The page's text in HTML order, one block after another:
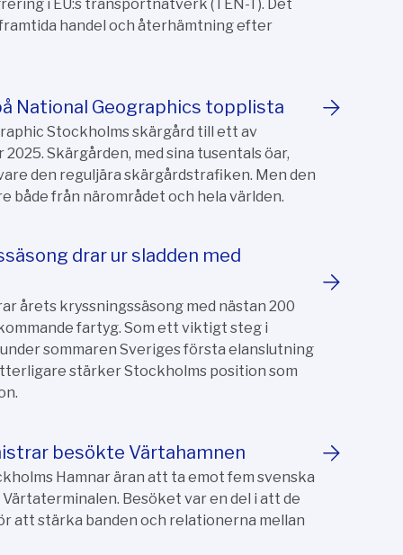
i EU:s transportnätverk (TEN-T). Det
handel och återhämtning efter
National Geographics topplista
Stockholms skärgård till ett av
Skärgården, med sina tusentals öar,
den reguljära skärgårdstrafiken. Men den
både från närområdet och hela världen.
drar ur sladden med
årets kryssningssäsong med nästan 200
fartyg. Som ett viktigt steg i
sommaren Sveriges första elanslutning
stärker Stockholms position som
besökte Värtahamnen
Hamnar äran att ta emot fem svenska
Besöket var en del i att de
att stärka banden och relationerna mellan